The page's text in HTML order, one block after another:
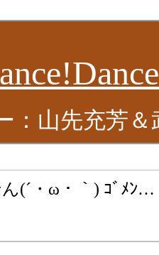
：山先充芳
(´・ω・｀) ｺﾞﾒﾝ…